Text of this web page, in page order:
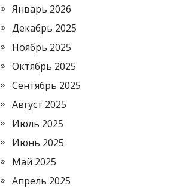
Январь 2026
Декабрь 2025
Ноябрь 2025
Октябрь 2025
Сентябрь 2025
Август 2025
Июль 2025
Июнь 2025
Май 2025
Апрель 2025